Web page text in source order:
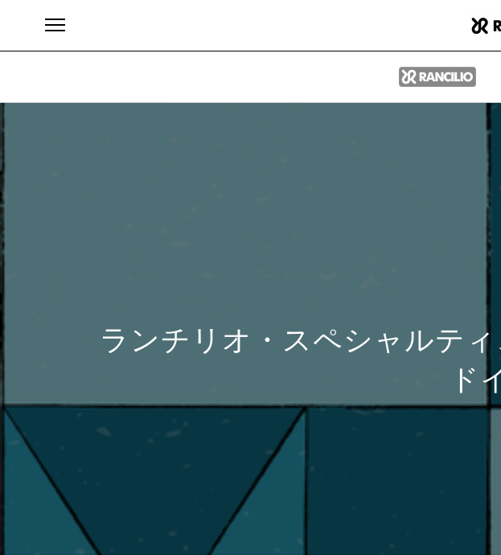
ランチリオ・スペシャルテ
ド
グル
ランチ
ランチ
事業に